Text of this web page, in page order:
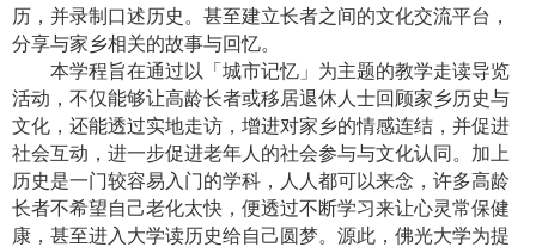
历，并录制口述历史。甚至建立长者之间的文化交流平台，
分享与家乡相关的故事与回忆。
本学程旨在通过以「城市记忆」为主题的教学走读导览
活动，不仅能够让高龄长者或移居退休人士回顾家乡历史与
文化，还能透过实地走访，增进对家乡的情感连结，并促进
社会互动，进一步促进老年人的社会参与与文化认同。加上
历史是一门较容易入门的学科，人人都可以来念，许多高龄
长者不希望自己老化太快，便透过不断学习来让心灵常保健
康 ，甚至进入大学读历史给自己圆梦。源此， 佛光大学为提